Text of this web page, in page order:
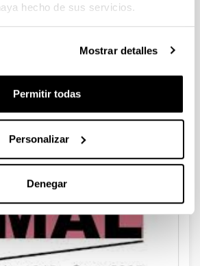
hecho de sus servicios.
Mostrar detalles
Permitir todas
Personalizar
Denegar
Vitoria-Gasteiz